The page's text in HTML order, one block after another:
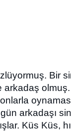
Bir
arkadaş olmuş.
arkadaşı
Küs Küs,